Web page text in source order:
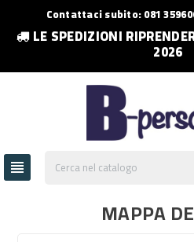
Contattaci subito: 081
LE SPEDIZIONI
2026

MAPPA